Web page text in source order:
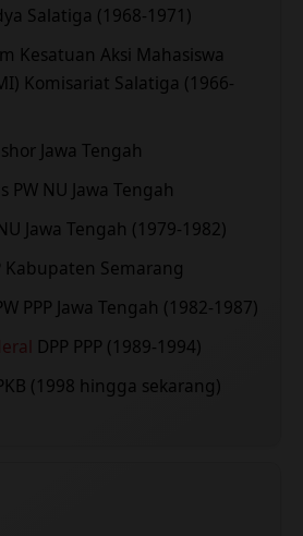
Salatiga (1968-1971)
Kesatuan Aksi Mahasiswa
Komisariat Salatiga (1966-
Jawa Tengah
PW NU Jawa Tengah
Jawa Tengah (1979-1982)
Kabupaten Semarang
PPP Jawa Tengah (1982-1987)
DPP PPP (1989-1994)
(1998 hingga sekarang)